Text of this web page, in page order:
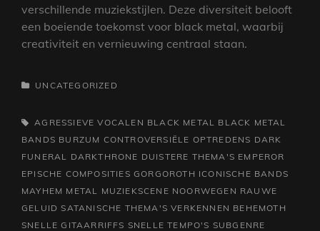
verschillende muziekstijlen. Deze diversiteit belooft
een boeiende toekomst voor black metal, waarbij
creativiteit en vernieuwing centraal staan.
CATEGORIEËN
UNCATEGORIZED
TAGS,AGRESSIEVE VOCALEN BLACK METAL
BLACK METAL
BANDS BURZUM CONTROVERSIËLE OPTREDENS DARK
FUNERAL
DARKTHRONE DUISTERE THEMA'S EMPEROR
EPISCHE COMPOSITIES GORGOROTH ICONISCHE BANDS
MAYHEM METAL MUZIEKSCENE NOORWEGEN RAUWE
GELUID SATANISCHE THEMA'S VERKENNEN BEHEMOTH
SNELLE GITAARRIFFS SNELLE TEMPO'S SUBGENRE